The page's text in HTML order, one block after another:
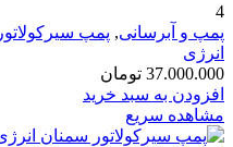
4
پمپ و آبرسانی, پمپ سیرکولاتور
انرژی
37.000.000 تومان
افزودن به سبد خرید
مشاهده سریع